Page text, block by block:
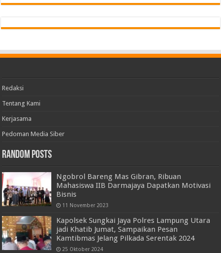
Redaksi
Tentang Kami
Kerjasama
Pedoman Media Siber
Random Posts
Ngobrol Bareng Mas Gibran, Ribuan
Mahasiswa IIB Darmajaya Dapatkan Motivasi
Bisnis
11 November 2023
Kapolsek Sungkai Jaya Polres Lampung Utara
jadi Khatib Jumat, Sampaikan Pesan
Kamtibmas Jelang Pilkada Serentak 2024
25 Oktober 2024